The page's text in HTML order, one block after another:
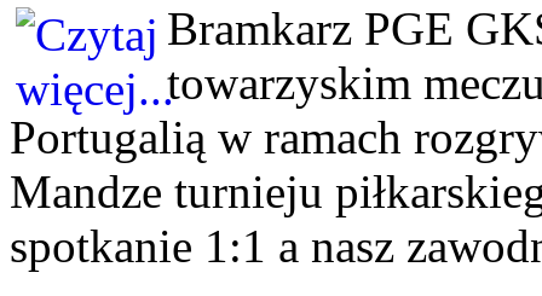
Bramkarz PGE
towarzyskim
Portugalią w ramach
Mandze turnieju
spotkanie 1:1 a nasz